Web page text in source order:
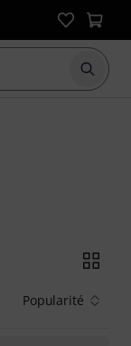
Popularité